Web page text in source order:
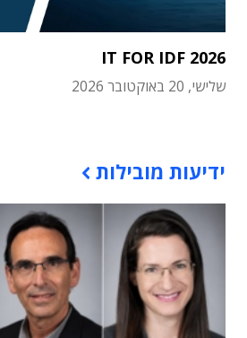
IT FOR IDF 2026
שלישי, 20 באוקטובר 2026
ידיעות מובילות